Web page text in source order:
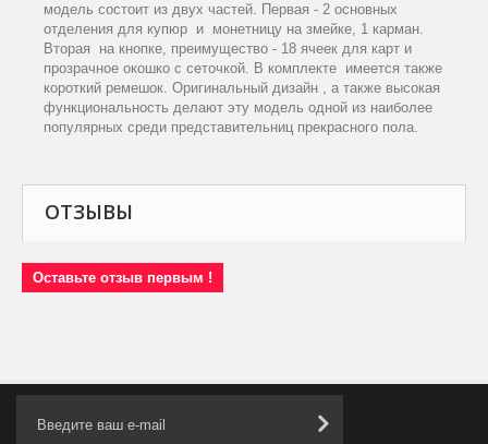
модель состоит из двух частей. Первая - 2 основных
отделения для купюр и монетницу на змейке, 1 карман.
Вторая на кнопке, преимущество - 18 ячеек для карт и
прозрачное окошко с сеточкой. В комплекте имеется также
короткий ремешок. Оригинальный дизайн , а также высокая
функциональность делают эту модель одной из наиболее
популярных среди представительниц прекрасного пола.
ОТЗЫВЫ
Оставьте отзыв первым !